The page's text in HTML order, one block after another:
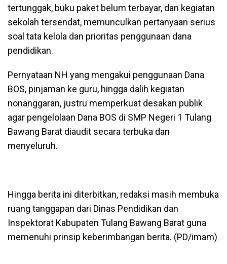
tertunggak, buku paket belum terbayar, dan kegiatan
sekolah tersendat, memunculkan pertanyaan serius
soal tata kelola dan prioritas penggunaan dana
pendidikan.
Pernyataan NH yang mengakui penggunaan Dana
BOS, pinjaman ke guru, hingga dalih kegiatan
nonanggaran, justru memperkuat desakan publik
agar pengelolaan Dana BOS di SMP Negeri 1 Tulang
Bawang Barat diaudit secara terbuka dan
menyeluruh.
Hingga berita ini diterbitkan, redaksi masih membuka
ruang tanggapan dari Dinas Pendidikan dan
Inspektorat Kabupaten Tulang Bawang Barat guna
memenuhi prinsip keberimbangan berita. (PD/imam)